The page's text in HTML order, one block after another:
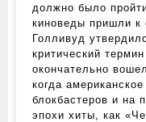
должно было
киноведы пришли
Голливуд
критический
окончательно
когда
блокбастеров и на
эпохи хиты, как